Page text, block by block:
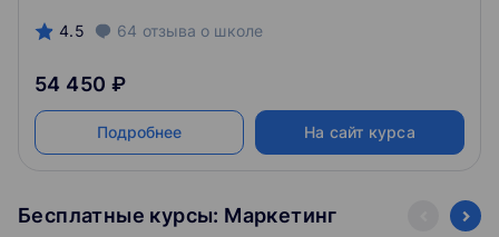
4.5 64 отзыва о школе
54 450 ₽
Подробнее На сайт курса
Бесплатные курсы: Маркетинг